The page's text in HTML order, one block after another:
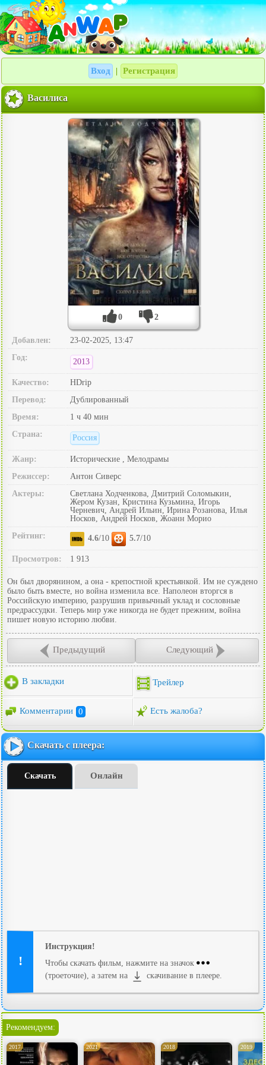
Вход Регистрация
Василиса
0 2
Добавлен:
23-02-2025, 13:47
Год:
2013
Качество:
HDrip
Перевод:
Дублированный
Время:
1 ч 40 мин
Страна:
Россия
Жанр:
Исторические , Мелодрамы
Режиссер:
Антон Сиверс
Актеры:
Светлана Ходченкова, Дмитрий Соломыкин,
Жером Кузан, Кристина Кузьмина, Игорь
Черневич, Андрей Ильин, Ирина Розанова, Илья
Носков, Андрей Носков, Жоанн Морио
Рейтинг:
4.6/10 5.7/10
Просмотров: 1 913
Он был дворянином, а она - крепостной крестьянкой. Им не суждено
было быть вместе, но война изменила все. Наполеон вторгся в
Российскую империю, разрушив привычный уклад и сословные
предрассудки. Теперь мир уже никогда не будет прежним, война
пишет новую историю любви.
Предыдущий Следующий
В закладки Трейлер
Комментарии 0 Есть жалоба?
Скачать с плеера:
Скачать Онлайн
Инструкция!
Чтобы скачать фильм, нажмите на значок
(троеточие), а затем на
скачивание в плеере.
Рекомендуем:
2017 2021 2018 2019